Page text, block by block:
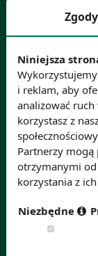
Kontakt
Redakcja
ul. Królowej
30-220 Kraków
e-mail:
Dla mediów
Właściciel
*Pola
Zgody
Niniejsza
i reklam, aby
analizować
korzystasz z
Partnerzy mogą
otrzymanymi od
korzystania z ich
Niezbędne